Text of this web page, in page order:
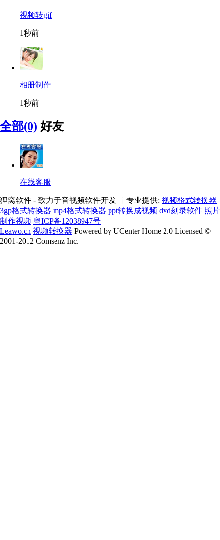
视频转gif
1秒前
相册制作
1秒前
全部(0) 好友
在线客服
狸窝软件 - 致力于音视频软件开发 ┊专业提供: 视频格式转换器
3gp格式转换器 mp4格式转换器 ppt转换成视频 dvd刻录软件 照片
制作视频 粤ICP备12038947号
Leawo.cn 视频转换器 Powered by UCenter Home 2.0 Licensed ©
2001-2012 Comsenz Inc.